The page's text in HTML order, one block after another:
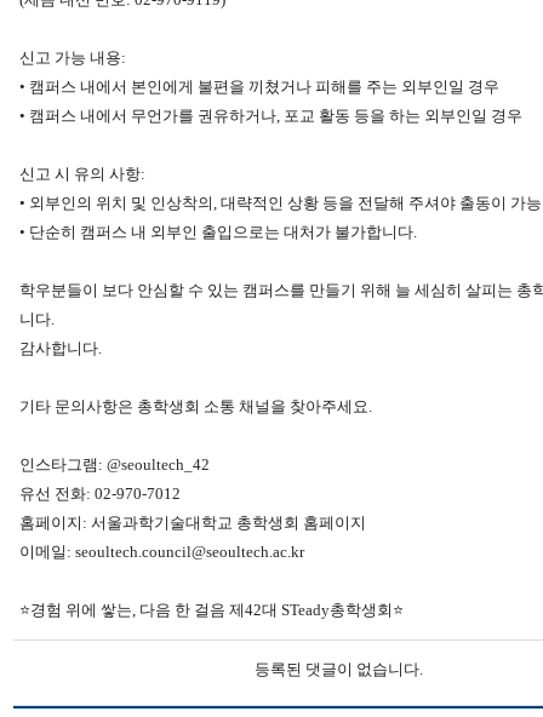
신고 가능 내용:
• 캠퍼스 내에서 본인에게 불편을 끼쳤거나 피해를 주는 외부인일 경우
• 캠퍼스 내에서 무언가를 권유하거나, 포교 활동 등을 하는 외부인일 경우
신고 시 유의 사항:
• 외부인의 위치 및 인상착의, 대략적인 상황 등을 전달해 주셔야 출동이 가
• 단순히 캠퍼스 내 외부인 출입으로는 대처가 불가합니다.
학우분들이 보다 안심할 수 있는 캠퍼스를 만들기 위해 늘 세심히 살피는 총
니다.
감사합니다.
기타 문의사항은 총학생회 소통 채널을 찾아주세요.
인스타그램: @seoultech_42
유선 전화: 02-970-7012
홈페이지: 서울과학기술대학교 총학생회 홈페이지
이메일: seoultech.council@seoultech.ac.kr
⭐경험 위에 쌓는, 다음 한 걸음 제42대 STeady총학생회⭐
등록된 댓글이 없습니다.